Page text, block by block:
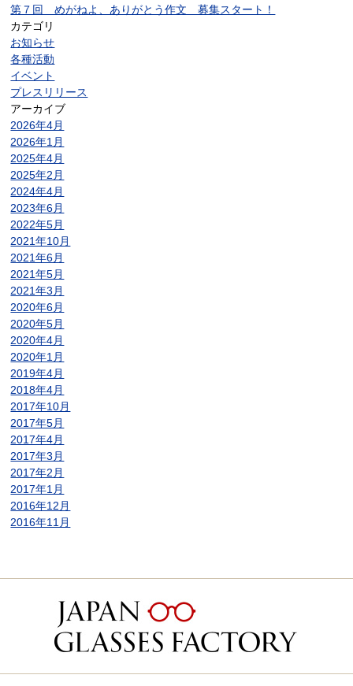
第７回 めがねよ、ありがとう作文 募集スタート！
カテゴリ
お知らせ
各種活動
イベント
プレスリリース
アーカイブ
2026年4月
2026年1月
2025年4月
2025年2月
2024年4月
2023年6月
2022年5月
2021年10月
2021年6月
2021年5月
2021年3月
2020年6月
2020年5月
2020年4月
2020年1月
2019年4月
2018年4月
2017年10月
2017年5月
2017年4月
2017年3月
2017年2月
2017年1月
2016年12月
2016年11月